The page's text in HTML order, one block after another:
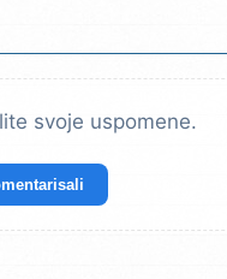
svoje uspomene.